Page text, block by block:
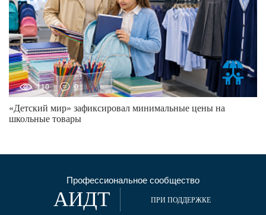
110 0
«Детский мир» зафиксировал минимальные цены на
школьные товары
Профессиональное сообщество
АИДТ ПРИ ПОДДЕРЖКЕ